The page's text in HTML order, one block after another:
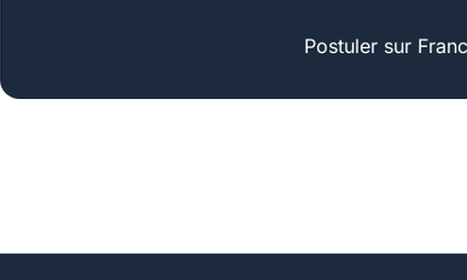
Postuler sur